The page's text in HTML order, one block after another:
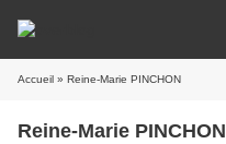
Accueil » Reine-Marie PINCHON
Reine-Marie PINCHON